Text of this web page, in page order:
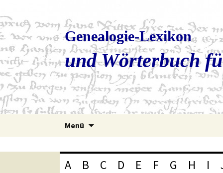
Genealogie-Lexikon
und Wörterbuch
Menü
A B C D E F G H I